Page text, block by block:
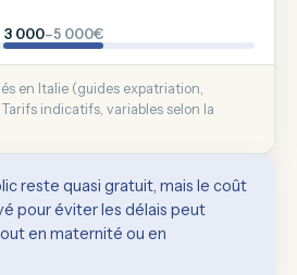
3 000–5 000€
en Italie (guides expatriation,
indicatifs, variables selon la
reste quasi gratuit, mais le coût
pour éviter les délais peut
en maternité ou en